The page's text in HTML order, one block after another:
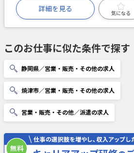
詳細を見る
気になる
このお仕事に似た条件で探す
静岡県／営業・販売・その他の求人
焼津市／営業・販売・その他の求人
営業・販売・その他／派遣の求人